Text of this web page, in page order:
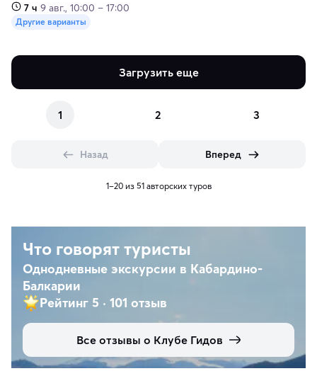
7 ч 9 авг., 10:00 – 17:00
Другие варианты
Загрузить еще
1 2 3
Назад Вперед
1–20 из 51 авторских туров
Что говорят туристы
Однодневные экскурсии в Кабардино-
Балкарии
Рейтинг 5 · 101 отзыв
Все отзывы о Клубе Гидов